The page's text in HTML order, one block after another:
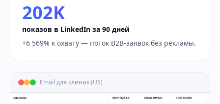
202K
показов в LinkedIn за 90 дней
+6 569% к охвату — поток B2B-заявок без рекламы.
Email для клиник (US)